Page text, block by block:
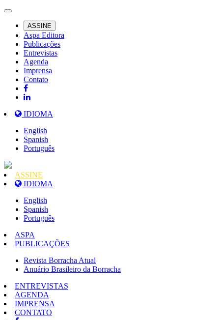
ASSINE
Aspa Editora
Publicações
Entrevistas
Agenda
Imprensa
Contato
IDIOMA
English
Spanish
Português
ASSINE
IDIOMA
English
Spanish
Português
ASPA
PUBLICAÇÕES
Revista Borracha Atual
Anuário Brasileiro da Borracha
ENTREVISTAS
AGENDA
IMPRENSA
CONTATO